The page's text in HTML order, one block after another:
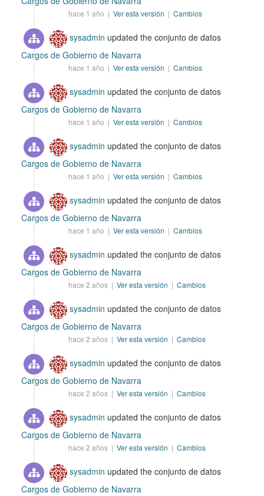
hace 1 año | Ver esta versión | Cambios
sysadmin updated the conjunto de datos
Cargos de Gobierno de Navarra
hace 1 año | Ver esta versión | Cambios
sysadmin updated the conjunto de datos
Cargos de Gobierno de Navarra
hace 1 año | Ver esta versión | Cambios
sysadmin updated the conjunto de datos
Cargos de Gobierno de Navarra
hace 1 año | Ver esta versión | Cambios
sysadmin updated the conjunto de datos
Cargos de Gobierno de Navarra
hace 1 año | Ver esta versión | Cambios
sysadmin updated the conjunto de datos
Cargos de Gobierno de Navarra
hace 2 años | Ver esta versión | Cambios
sysadmin updated the conjunto de datos
Cargos de Gobierno de Navarra
hace 2 años | Ver esta versión | Cambios
sysadmin updated the conjunto de datos
Cargos de Gobierno de Navarra
hace 2 años | Ver esta versión | Cambios
sysadmin updated the conjunto de datos
Cargos de Gobierno de Navarra
hace 2 años | Ver esta versión | Cambios
sysadmin updated the conjunto de datos
Cargos de Gobierno de Navarra